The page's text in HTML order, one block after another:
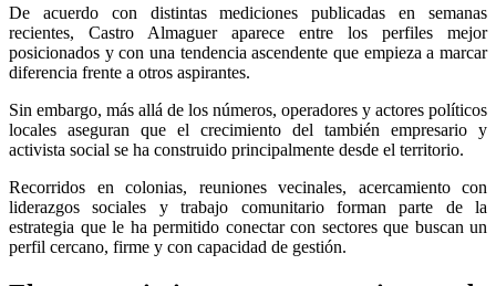
De acuerdo con distintas mediciones publicadas en semanas
recientes, Castro Almaguer aparece entre los perfiles mejor
posicionados y con una tendencia ascendente que empieza a marcar
diferencia frente a otros aspirantes.
Sin embargo, más allá de los números, operadores y actores políticos
locales aseguran que el crecimiento del también empresario y
activista social se ha construido principalmente desde el territorio.
Recorridos en colonias, reuniones vecinales, acercamiento con
liderazgos sociales y trabajo comunitario forman parte de la
estrategia que le ha permitido conectar con sectores que buscan un
perfil cercano, firme y con capacidad de gestión.